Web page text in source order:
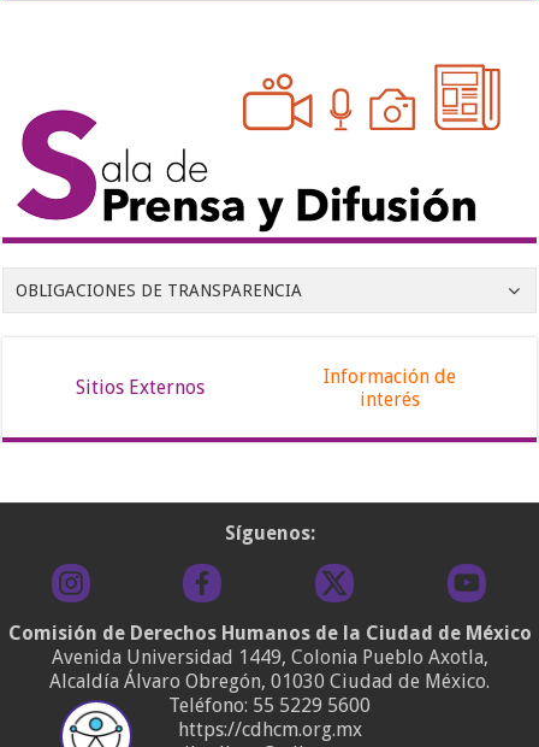
OBLIGACIONES DE TRANSPARENCIA
Sitios Externos
Información de
interés
Síguenos:
Comisión de Derechos Humanos de la Ciudad de México
Avenida Universidad 1449, Colonia Pueblo Axotla,
Alcaldía Álvaro Obregón, 01030 Ciudad de México.
Teléfono: 55 5229 5600
https://cdhcm.org.mx